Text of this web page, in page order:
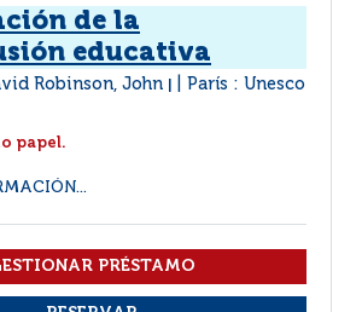
de la
educativa
Robinson, John París : Unesco
papel.